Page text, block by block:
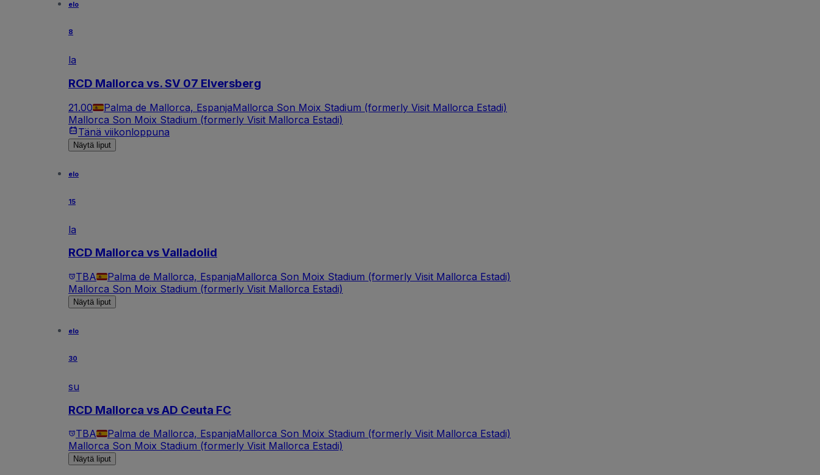
elo
8
la
RCD Mallorca vs. SV 07 Elversberg
21.00 Palma de Mallorca, EspanjaMallorca Son Moix Stadium (formerly Visit Mallorca Estadi)
Mallorca Son Moix Stadium (formerly Visit Mallorca Estadi)
Tänä viikonloppuna
Näytä liput
elo
15
la
RCD Mallorca vs Valladolid
TBA Palma de Mallorca, EspanjaMallorca Son Moix Stadium (formerly Visit Mallorca Estadi)
Mallorca Son Moix Stadium (formerly Visit Mallorca Estadi)
Näytä liput
elo
30
su
RCD Mallorca vs AD Ceuta FC
TBA Palma de Mallorca, EspanjaMallorca Son Moix Stadium (formerly Visit Mallorca Estadi)
Mallorca Son Moix Stadium (formerly Visit Mallorca Estadi)
Näytä liput